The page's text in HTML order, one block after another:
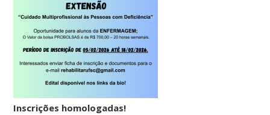
Inscrições homologadas!